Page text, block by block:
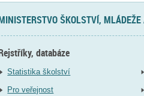
ŠKOLSTVÍ, MLÁDEŽE
databáze
Statistika školství
Pro veřejnost